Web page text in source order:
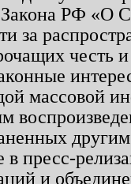
Закона РФ «О
за
честь
массовой
пресс-
и